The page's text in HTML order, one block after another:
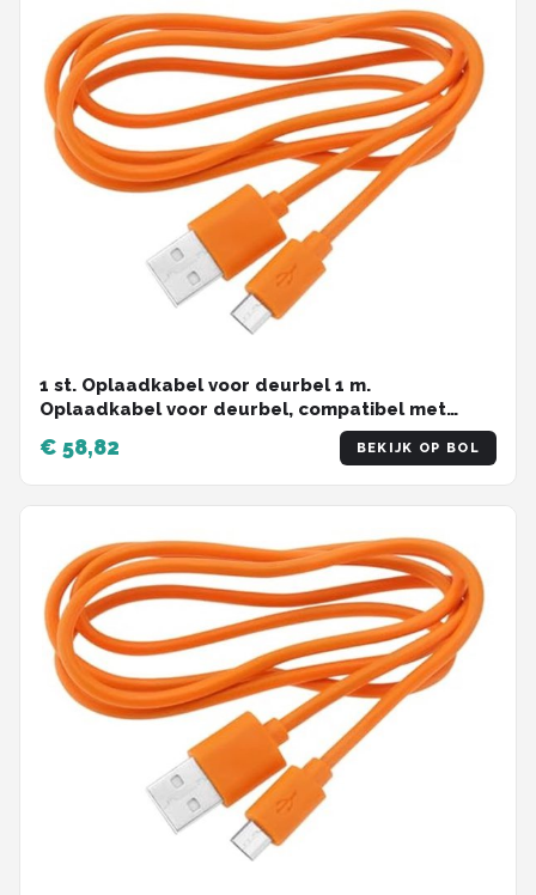
1 st. Oplaadkabel voor deurbel 1 m.
Oplaadkabel voor deurbel, compatibel met
Video Doorbell 2, 3, 3 Plus en 4 Doorbell Pro Plus,
oranje
€ 58,82 BEKIJK OP BOL